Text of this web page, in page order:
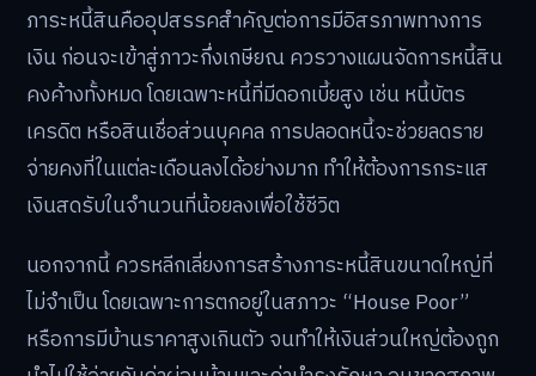
ภาระหนี้สินคืออุปสรรคสำคัญต่อการมีอิสรภาพทางการ
เงิน ก่อนจะเข้าสู่ภาวะกึ่งเกษียณ ควรวางแผนจัดการหนี้สิน
คงค้างทั้งหมด โดยเฉพาะหนี้ที่มีดอกเบี้ยสูง เช่น หนี้บัตร
เครดิต หรือสินเชื่อส่วนบุคคล การปลอดหนี้จะช่วยลดราย
จ่ายคงที่ในแต่ละเดือนลงได้อย่างมาก ทำให้ต้องการกระแส
เงินสดรับในจำนวนที่น้อยลงเพื่อใช้ชีวิต
นอกจากนี้ ควรหลีกเลี่ยงการสร้างภาระหนี้สินขนาดใหญ่ที่
ไม่จำเป็น โดยเฉพาะการตกอยู่ในสภาวะ “House Poor”
หรือการมีบ้านราคาสูงเกินตัว จนทำให้เงินส่วนใหญ่ต้องถูก